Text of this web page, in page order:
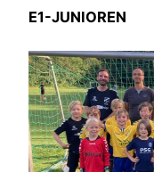
E1-JUNIOREN